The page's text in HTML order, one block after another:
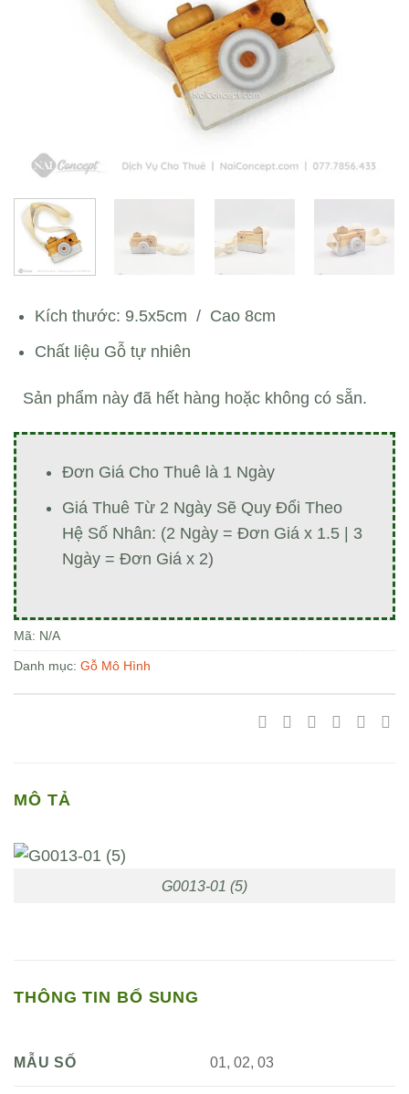
Kích thước: 9.5x5cm / Cao 8cm
Chất liệu Gỗ tự nhiên
Sản phẩm này đã hết hàng hoặc không có sẵn.
Đơn Giá Cho Thuê là 1 Ngày
Giá Thuê Từ 2 Ngày Sẽ Quy Đổi Theo
Hệ Số Nhân: (2 Ngày = Đơn Giá x 1.5 | 3
Ngày = Đơn Giá x 2)
Mã: N/A
Danh mục: Gỗ Mô Hình
MÔ TẢ
G0013-01 (5)
THÔNG TIN BỔ SUNG
MẪU SỐ 01, 02, 03